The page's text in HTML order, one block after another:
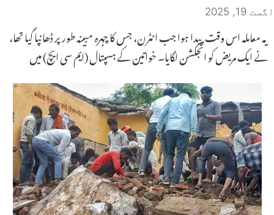
اگست 19, 2025
یہ معاملہ اس وقت پیدا ہوا جب انٹرن، جس کا چہرہ مبینہ طور پر ڈھانپا گیا تھا،
نے ایک مریض کو انجکشن لگایا۔ خواتین کے ہسپتال (ایم سی ایچ) میں